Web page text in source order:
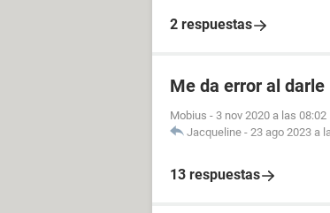
2 respuestas
Me da error al
Mobius - 3 nov 2020 a las 08:02
Jacqueline - 23 ago 2023 a
13 respuestas